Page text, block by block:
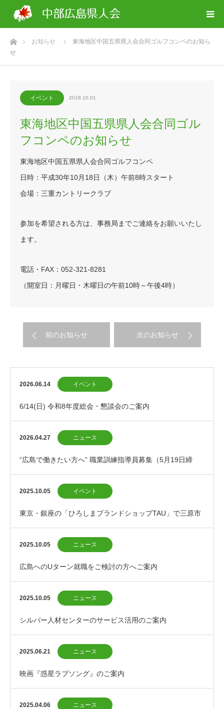
ホームお知らせ
東海地区中国五県県人会合同ゴルフコンペのお知ら
せ
イベント 2018.10.01
東海地区中国五県県人会合同ゴル
フコンペのお知らせ
東海地区中国五県県人会合同ゴルフコンペ
日時：平成30年10月18日（木）午前8時スタート
会場：三重カントリークラブ
参加を希望される方は、事務局までご連絡をお願いいたし
ます。
電話・FAX：052-321-8281
（開室日：月曜日・木曜日の午前10時～午後4時）
前のお知らせ 次のお知らせ
2026.06.14 イベント
6/14(日) 令和8年度総会・懇談会のご案内
2026.04.27 ニュース
“広島で働きたい方へ” 職業訓練指導員募集（5月19日締
切）
2025.10.05 イベント
東京・銀座の「ひろしまブランドショップTAU」で三原市
のPRイベントを開催します！
2025.10.05 ニュース
広島へのUターン就職をご検討の方へご案内
2025.10.05 ニュース
シルバー人材センターのサービス活用のご案内
2025.06.21 ニュース
映画『惑星ラブソング』のご案内
2025.04.06 ニュース